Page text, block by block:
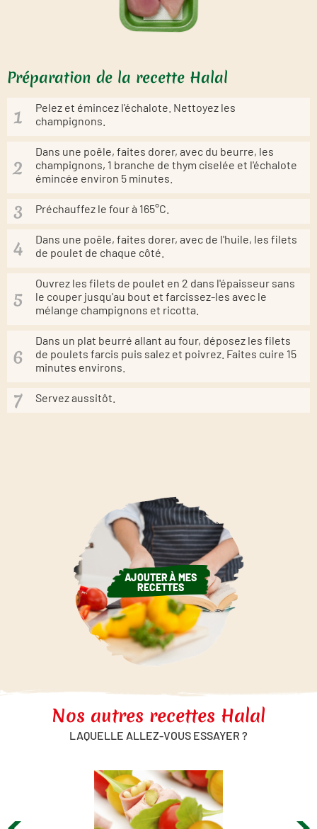
Préparation de la recette Halal
Pelez et émincez l'échalote. Nettoyez les
champignons.
Dans une poêle, faites dorer, avec du beurre, les
champignons, 1 branche de thym ciselée et l'échalote
émincée environ 5 minutes.
Préchauffez le four à 165°C.
Dans une poêle, faites dorer, avec de l'huile, les filets
de poulet de chaque côté.
Ouvrez les filets de poulet en 2 dans l'épaisseur sans
le couper jusqu'au bout et farcissez-les avec le
mélange champignons et ricotta.
Dans un plat beurré allant au four, déposez les filets
de poulets farcis puis salez et poivrez. Faites cuire 15
minutes environs.
Servez aussitôt.
AJOUTER À MES
RECETTES
Nos autres recettes Halal
LAQUELLE ALLEZ-VOUS ESSAYER ?